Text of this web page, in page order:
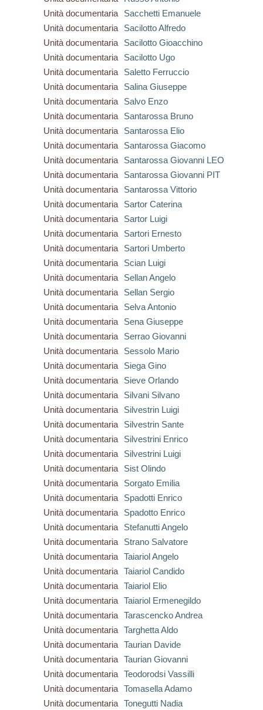
Unità documentaria
Sacchetti Emanuele
Unità documentaria
Sacilotto Alfredo
Unità documentaria
Sacilotto Gioacchino
Unità documentaria
Sacilotto Ugo
Unità documentaria
Saletto Ferruccio
Unità documentaria
Salina Giuseppe
Unità documentaria
Salvo Enzo
Unità documentaria
Santarossa Bruno
Unità documentaria
Santarossa Elio
Unità documentaria
Santarossa Giacomo
Unità documentaria
Santarossa Giovanni LEO
Unità documentaria
Santarossa Giovanni PIT
Unità documentaria
Santarossa Vittorio
Unità documentaria
Sartor Caterina
Unità documentaria
Sartor Luigi
Unità documentaria
Sartori Ernesto
Unità documentaria
Sartori Umberto
Unità documentaria
Scian Luigi
Unità documentaria
Sellan Angelo
Unità documentaria
Sellan Sergio
Unità documentaria
Selva Antonio
Unità documentaria
Sena Giuseppe
Unità documentaria
Serrao Giovanni
Unità documentaria
Sessolo Mario
Unità documentaria
Siega Gino
Unità documentaria
Sieve Orlando
Unità documentaria
Silvani Silvano
Unità documentaria
Silvestrin Luigi
Unità documentaria
Silvestrin Sante
Unità documentaria
Silvestrini Enrico
Unità documentaria
Silvestrini Luigi
Unità documentaria
Sist Olindo
Unità documentaria
Sorgato Emilia
Unità documentaria
Spadotti Enrico
Unità documentaria
Spadotto Enrico
Unità documentaria
Stefanutti Angelo
Unità documentaria
Strano Salvatore
Unità documentaria
Taiariol Angelo
Unità documentaria
Taiariol Candido
Unità documentaria
Taiariol Elio
Unità documentaria
Taiariol Ermenegildo
Unità documentaria
Tarascencko Andrea
Unità documentaria
Targhetta Aldo
Unità documentaria
Taurian Davide
Unità documentaria
Taurian Giovanni
Unità documentaria
Teodorodsi Vassilli
Unità documentaria
Tomasella Adamo
Unità documentaria
Tonegutti Nadia